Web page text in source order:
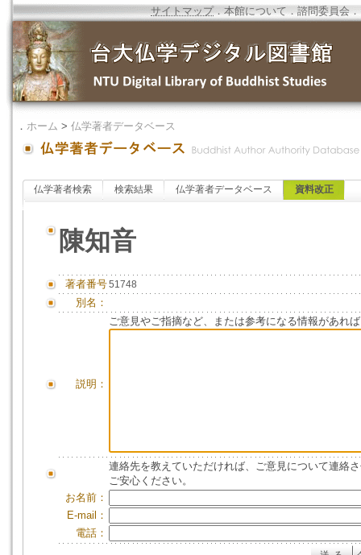
サイトマップ．本館について ．諮問委員会 ．
． ホーム > 仏学著者データベース
仏学著者検索 検索結果 仏学著者データベース 資料改正
陳知音
著者番号51748
別名：
説明：
ご意見やご指摘など、または参考になる情報があれ
連絡先を教えていただければ、ご意見について連絡
ご安心ください。
お名前：
E-mail：
電話：